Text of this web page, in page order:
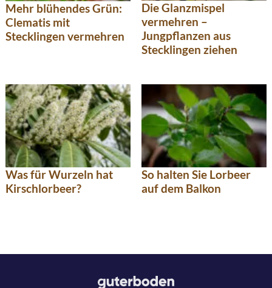
Mehr blühendes Grün:
Clematis mit
Stecklingen vermehren
Die Glanzmispel
vermehren –
Jungpflanzen aus
Stecklingen ziehen
Was für Wurzeln hat
Kirschlorbeer?
So halten Sie Lorbeer
auf dem Balkon